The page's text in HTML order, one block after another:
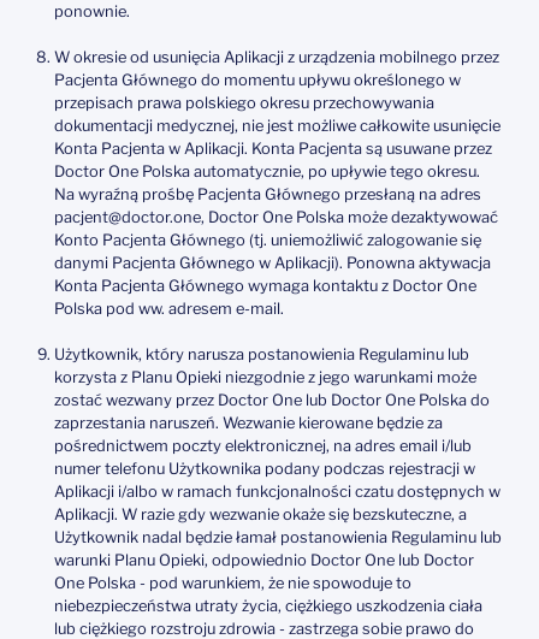
ponownie.
W okresie od usunięcia Aplikacji z urządzenia mobilnego przez
Pacjenta Głównego do momentu upływu określonego w
przepisach prawa polskiego okresu przechowywania
dokumentacji medycznej, nie jest możliwe całkowite usunięcie
Konta Pacjenta w Aplikacji. Konta Pacjenta są usuwane przez
Doctor One Polska automatycznie, po upływie tego okresu.
Na wyraźną prośbę Pacjenta Głównego przesłaną na adres
pacjent@doctor.one, Doctor One Polska może dezaktywować
Konto Pacjenta Głównego (tj. uniemożliwić zalogowanie się
danymi Pacjenta Głównego w Aplikacji). Ponowna aktywacja
Konta Pacjenta Głównego wymaga kontaktu z Doctor One
Polska pod ww. adresem e-mail.
Użytkownik, który narusza postanowienia Regulaminu lub
korzysta z Planu Opieki niezgodnie z jego warunkami może
zostać wezwany przez Doctor One lub Doctor One Polska do
zaprzestania naruszeń. Wezwanie kierowane będzie za
pośrednictwem poczty elektronicznej, na adres email i/lub
numer telefonu Użytkownika podany podczas rejestracji w
Aplikacji i/albo w ramach funkcjonalności czatu dostępnych w
Aplikacji. W razie gdy wezwanie okaże się bezskuteczne, a
Użytkownik nadal będzie łamał postanowienia Regulaminu lub
warunki Planu Opieki, odpowiednio Doctor One lub Doctor
One Polska - pod warunkiem, że nie spowoduje to
niebezpieczeństwa utraty życia, ciężkiego uszkodzenia ciała
lub ciężkiego rozstroju zdrowia - zastrzega sobie prawo do